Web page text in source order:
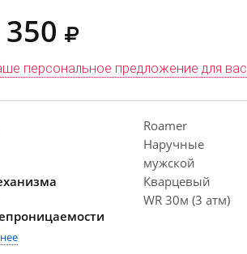
персональное предложение для вас
Roamer
Наручные
мужской
Кварцевый
WR 30м (3 атм)